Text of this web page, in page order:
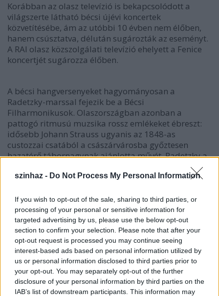
szinhaz - Do Not Process My Personal Information
If you wish to opt-out of the sale, sharing to third parties, or
processing of your personal or sensitive information for
targeted advertising by us, please use the below opt-out
section to confirm your selection. Please note that after your
opt-out request is processed you may continue seeing
interest-based ads based on personal information utilized by
us or personal information disclosed to third parties prior to
your opt-out. You may separately opt-out of the further
disclosure of your personal information by third parties on the
IAB’s list of downstream participants. This information may
Korábban az olasz televízió is bekapcsolódott a
világszerte látható bécsi újévi koncertek
közvetítésébe, ám az utóbbi 10 évben nem élőben,
hanem csúsztatva, délután sugározták az eseményt.
A RAI olasz közszolgálati televízió ehelyett a Fenice
koncertjét sugározza élőben.
A bécsi hangversenyeket hagyományosan a
Radetzky-marssal fejezik be a Bécsi
Filharmonikusok. Olaszországban azonban a
pattogó ritmusú muzsika rossz emlékeket ébreszt:
idősebb Johann Strauss ugyanis az 1848-as
custozzai csatából a császárvárosba győztesen
hazatérő tábornagynak ajánlotta művét. Radetzky a
piemonti ütközetekben jelentős vereséget mért az
olasz felkelőkre.